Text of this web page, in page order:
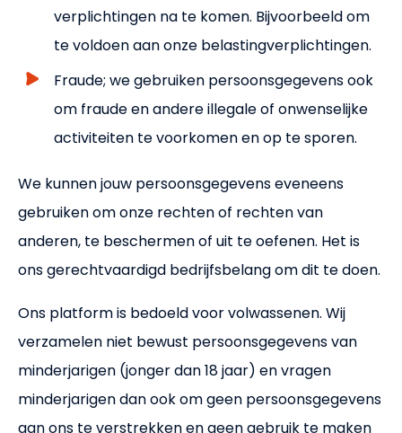
verplichtingen na te komen. Bijvoorbeeld om
te voldoen aan onze belastingverplichtingen.
Fraude; we gebruiken persoonsgegevens ook
om fraude en andere illegale of onwenselijke
activiteiten te voorkomen en op te sporen.
We kunnen jouw persoonsgegevens eveneens
gebruiken om onze rechten of rechten van
anderen, te beschermen of uit te oefenen. Het is
ons gerechtvaardigd bedrijfsbelang om dit te doen.
Ons platform is bedoeld voor volwassenen. Wij
verzamelen niet bewust persoonsgegevens van
minderjarigen (jonger dan 18 jaar) en vragen
minderjarigen dan ook om geen persoonsgegevens
aan ons te verstrekken en geen gebruik te maken